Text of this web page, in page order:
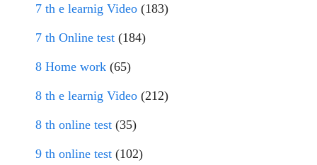
7 th e learnig Video (183)
7 th Online test (184)
8 Home work (65)
8 th e learnig Video (212)
8 th online test (35)
9 th online test (102)